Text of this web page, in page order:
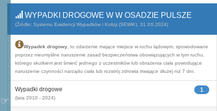
WYPADKI DROGOWE W W OSADZIE PULSZE
(Źródło: Systemu Ewidencji Wypadków i Kolizji (SEWiK), 31.XII.2024)
Wypadek drogowy , to zdarzenie mające miejsce w ruchu lądowym, spowodowane
poprzez nieumyślne naruszenie zasad bezpieczeństwa obowiązujących w tym ruchu,
którego skutkiem jest śmierć jednego z uczestników lub obrażenia ciała powodujące
naruszenie czynności narządu ciała lub rozstrój zdrowia trwające dłużej niż 7 dni.
1
Wypadki drogowe
(lata 2010 - 2024)